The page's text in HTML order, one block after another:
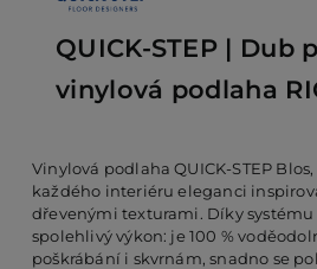
QUICK-STEP | Dub
vinylová podlaha
Vinylová podlaha QUICK-STEP
každého interiéru eleganci
dřevenými texturami. Díky
spolehlivý výkon: je 100 %
poškrábání i skvrnám, snadno se